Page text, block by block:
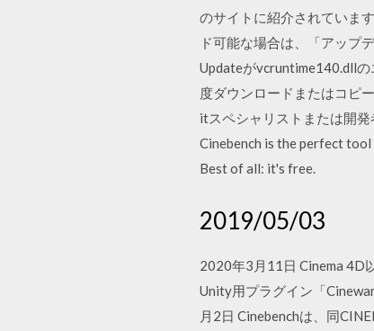
のサイトに紹介されていま
ド可能な場合は、「アップ
Updateがvcruntime140.dll
度ダウンロードまたはコピ
itスペシャリストまたは開発
Cinebench is the perfect tool
Best of all: it's free.
2019/05/03
2020年3月11日 Cinema 4D
Unity用プラグイン「
月2日 Cinebenchは、同